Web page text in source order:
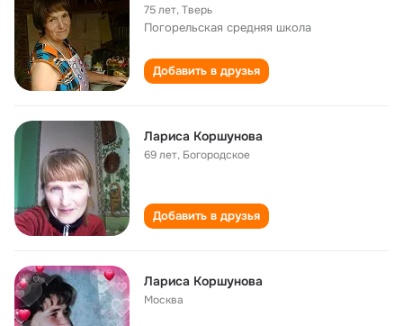
75 лет,Тверь
Погорельская cредняя школа
Добавить в друзья
Лариса Коршунова
69 лет, Богородское
Добавить в друзья
Лариса Коршунова
Москва